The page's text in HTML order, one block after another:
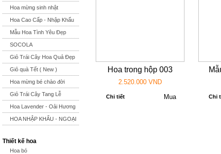
Hoa mừng sinh nhật
Hoa Cao Cấp - Nhập Khẩu
Mẫu Hoa Tình Yêu Đẹp
SOCOLA
Giỏ Trái Cây Hoa Quả Đẹp
Giỏ quà Tết ( New )
Hoa mừng bé chào đời
Giỏ Trái Cây Tang Lễ
Hoa Lavender - Oải Hương
HOA NHẬP KHẨU - NGOẠI
Thiết kế hoa
Hoa bó
Hoa trong hộp 003
2.520.000 VND
Chi tiết Chi